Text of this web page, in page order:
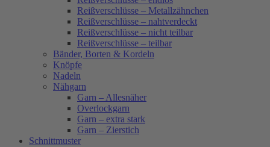
Reißverschlüsse – Metallzähnchen
Reißverschlüsse – nahtverdeckt
Reißverschlüsse – nicht teilbar
Reißverschlüsse – teilbar
Bänder, Borten & Kordeln
Knöpfe
Nadeln
Nähgarn
Garn – Allesnäher
Overlockgarn
Garn – extra stark
Garn – Zierstich
Schnittmuster